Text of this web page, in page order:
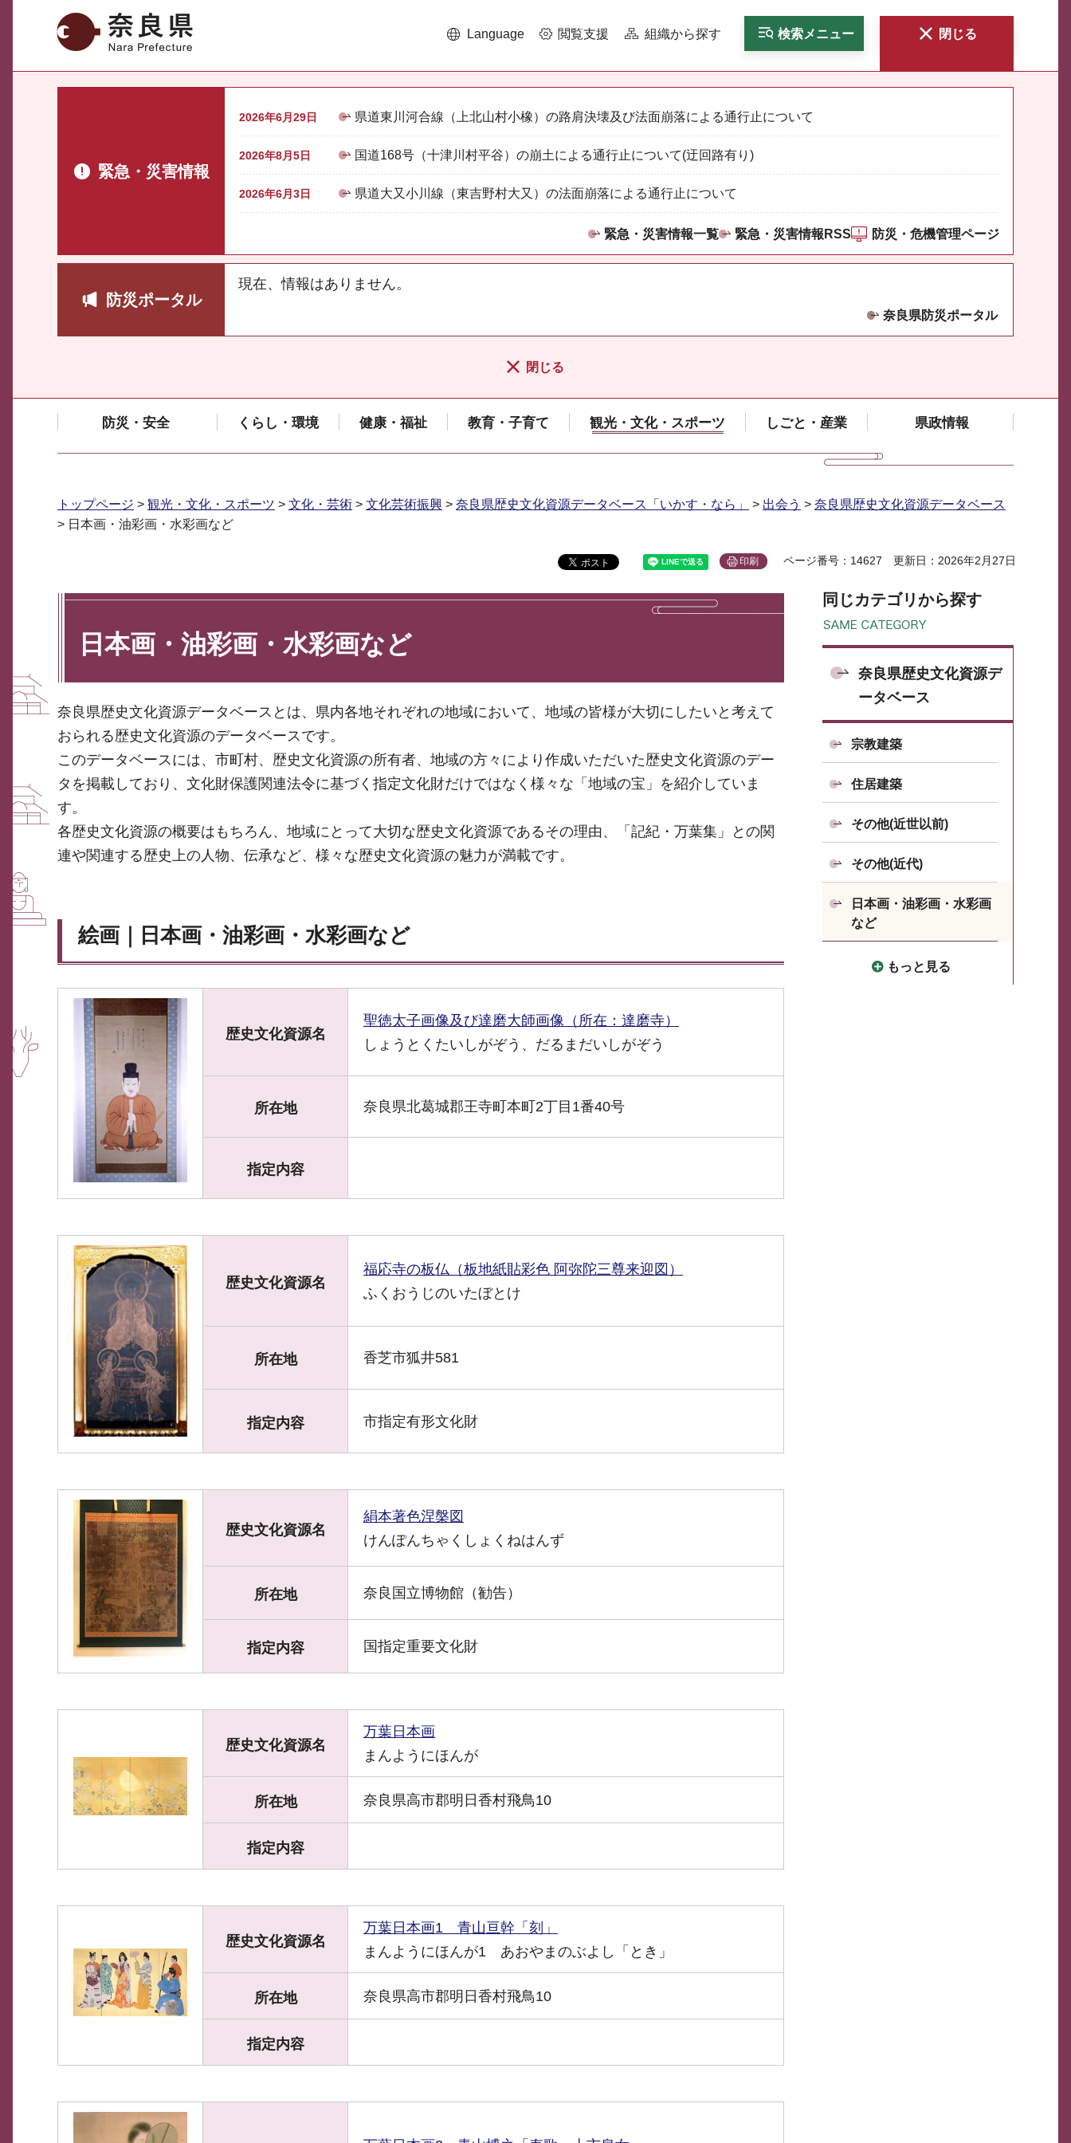
奈良県 Language 閲覧支援 組織から探す 検索メニュー 閉じる
緊急・災害情報
2026年6月29日 県道東川河合線（上北山村小橡）の路肩決壊及び法面崩落による通行止について
2026年8月5日 国道168号（十津川村平谷）の崩土による通行止について(迂回路有り)
2026年6月3日 県道大又小川線（東吉野村大又）の法面崩落による通行止について
緊急・災害情報一覧 緊急・災害情報RSS 防災・危機管理ページ
防災ポータル
現在、情報はありません。
奈良県防災ポータル
閉じる
防災・安全 くらし・環境 健康・福祉 教育・子育て 観光・文化・スポーツ しごと・産業 県政情報
トップページ > 観光・文化・スポーツ > 文化・芸術 > 文化芸術振興 > 奈良県歴史文化資源データベース「いかす・なら」 > 出会う > 奈良県歴史文化資源データベース
> 日本画・油彩画・水彩画など
印刷 ページ番号：14627 更新日：2026年2月27日
日本画・油彩画・水彩画など
奈良県歴史文化資源データベースとは、県内各地それぞれの地域において、地域の皆様が大切にしたいと考えて
おられる歴史文化資源のデータベースです。
このデータベースには、市町村、歴史文化資源の所有者、地域の方々により作成いただいた歴史文化資源のデー
タを掲載しており、文化財保護関連法令に基づく指定文化財だけではなく様々な「地域の宝」を紹介していま
す。
各歴史文化資源の概要はもちろん、地域にとって大切な歴史文化資源であるその理由、「記紀・万葉集」との関
連や関連する歴史上の人物、伝承など、様々な歴史文化資源の魅力が満載です。
絵画｜日本画・油彩画・水彩画など
歴史文化資源名
聖徳太子画像及び達磨大師画像（所在：達磨寺）
しょうとくたいしがぞう、だるまだいしがぞう
所在地 奈良県北葛城郡王寺町本町2丁目1番40号
指定内容
歴史文化資源名
福応寺の板仏（板地紙貼彩色 阿弥陀三尊来迎図）
ふくおうじのいたぼとけ
所在地 香芝市狐井581
指定内容 市指定有形文化財
歴史文化資源名
絹本著色涅槃図
けんぽんちゃくしょくねはんず
所在地 奈良国立博物館（勧告）
指定内容 国指定重要文化財
歴史文化資源名
万葉日本画
まんようにほんが
所在地 奈良県高市郡明日香村飛鳥10
指定内容
歴史文化資源名
万葉日本画1 青山亘幹「刻」
まんようにほんが1 あおやまのぶよし「とき」
所在地 奈良県高市郡明日香村飛鳥10
指定内容
同じカテゴリから探す
奈良県歴史文化資源デ
ータベース
宗教建築
住居建築
その他(近世以前)
その他(近代)
日本画・油彩画・水彩画
など
もっと見る